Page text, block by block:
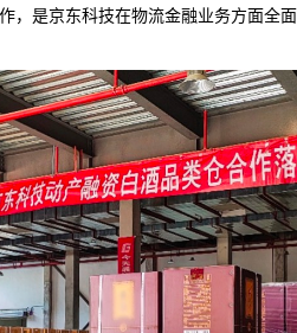
，是京东科技在物流金融业务方面全面